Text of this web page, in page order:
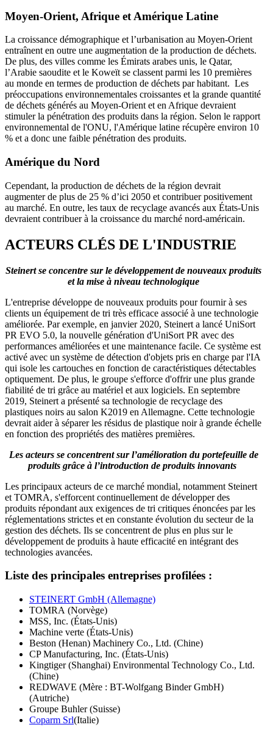
Moyen-Orient, Afrique et Amérique Latine
La croissance démographique et l’urbanisation au Moyen-Orient
entraînent en outre une augmentation de la production de déchets.
De plus, des villes comme les Émirats arabes unis, le Qatar,
l’Arabie saoudite et le Koweït se classent parmi les 10 premières
au monde en termes de production de déchets par habitant. Les
préoccupations environnementales croissantes et la grande quantité
de déchets générés au Moyen-Orient et en Afrique devraient
stimuler la pénétration des produits dans la région. Selon le rapport
environnemental de l'ONU, l'Amérique latine récupère environ 10
% et a donc une faible pénétration des produits.
Amérique du Nord
Cependant, la production de déchets de la région devrait
augmenter de plus de 25 % d’ici 2050 et contribuer positivement
au marché. En outre, les taux de recyclage avancés aux États-Unis
devraient contribuer à la croissance du marché nord-américain.
ACTEURS CLÉS DE L'INDUSTRIE
Steinert se concentre sur le développement de nouveaux produits
et la mise à niveau technologique
L'entreprise développe de nouveaux produits pour fournir à ses
clients un équipement de tri très efficace associé à une technologie
améliorée. Par exemple, en janvier 2020, Steinert a lancé UniSort
PR EVO 5.0, la nouvelle génération d'UniSort PR avec des
performances améliorées et une maintenance facile. Ce système est
activé avec un système de détection d'objets pris en charge par l'IA
qui isole les cartouches en fonction de caractéristiques détectables
optiquement. De plus, le groupe s'efforce d'offrir une plus grande
fiabilité de tri grâce au matériel et aux logiciels. En septembre
2019, Steinert a présenté sa technologie de recyclage des
plastiques noirs au salon K2019 en Allemagne. Cette technologie
devrait aider à séparer les résidus de plastique noir à grande échelle
en fonction des propriétés des matières premières.
Les acteurs se concentrent sur l’amélioration du portefeuille de
produits grâce à l’introduction de produits innovants
Les principaux acteurs de ce marché mondial, notamment Steinert
et TOMRA, s'efforcent continuellement de développer des
produits répondant aux exigences de tri critiques énoncées par les
réglementations strictes et en constante évolution du secteur de la
gestion des déchets. Ils se concentrent de plus en plus sur le
développement de produits à haute efficacité en intégrant des
technologies avancées.
Liste des principales entreprises profilées :
STEINERT GmbH (Allemagne)
TOMRA (Norvège)
MSS, Inc. (États-Unis)
Machine verte (États-Unis)
Beston (Henan) Machinery Co., Ltd. (Chine)
CP Manufacturing, Inc. (États-Unis)
Kingtiger (Shanghai) Environmental Technology Co., Ltd.
(Chine)
REDWAVE (Mère : BT-Wolfgang Binder GmbH)
(Autriche)
Groupe Buhler (Suisse)
Coparm Srl(Italie)